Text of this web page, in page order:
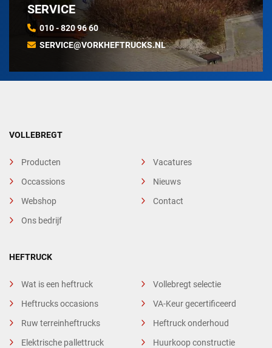
SERVICE
010 - 820 96 60
SERVICE@VORKHEFTRUCKS.NL
VOLLEBREGT
Producten
Occassions
Webshop
Ons bedrijf
Vacatures
Nieuws
Contact
HEFTRUCK
Wat is een heftruck
Heftrucks occasions
Ruw terreinheftrucks
Elektrische pallettruck
Vollebregt selectie
VA-Keur gecertificeerd
Heftruck onderhoud
Huurkoop constructie